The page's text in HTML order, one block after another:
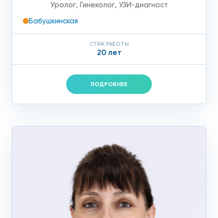
Уролог, Гинеколог, УЗИ-диагност
Бабушкинская
СТАЖ РАБОТЫ
20 лет
ПОДРОБНЕЕ